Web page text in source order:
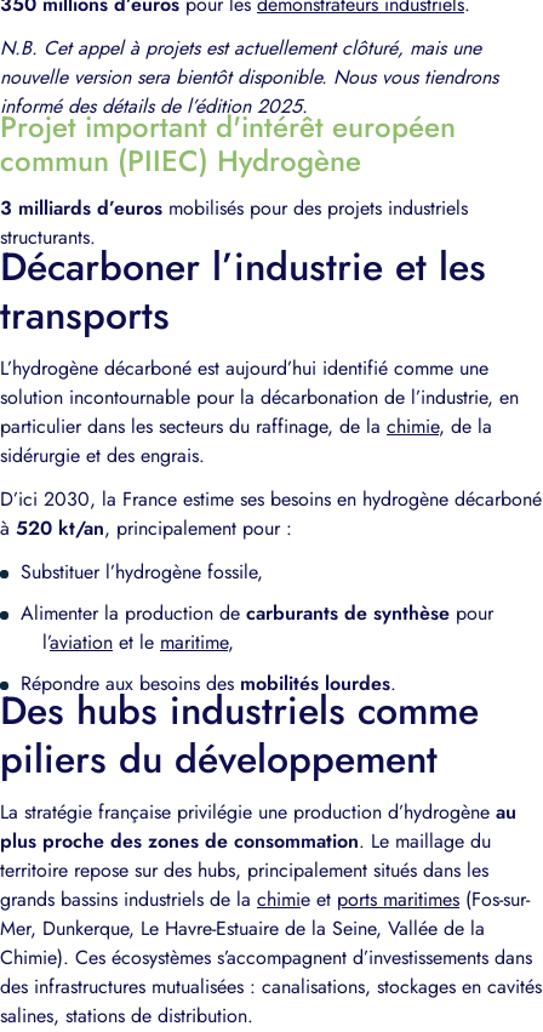
N.B. Cet appel à projets est actuellement clôturé, mais une
nouvelle version sera bientôt disponible. Nous vous tiendrons
informé des détails de l’édition 2025.
Projet important d'intérêt européen
commun (PIIEC) Hydrogène
3 milliards d’euros mobilisés pour des projets industriels
structurants.
Décarboner l’industrie et les
transports
L’hydrogène décarboné est aujourd’hui identifié comme une
solution incontournable pour la décarbonation de l’industrie, en
particulier dans les secteurs du raffinage, de la chimie, de la
sidérurgie et des engrais.
D’ici 2030, la France estime ses besoins en hydrogène décarboné
à 520 kt/an, principalement pour :
Substituer l’hydrogène fossile,
Alimenter la production de carburants de synthèse pour
l’aviation et le maritime,
Répondre aux besoins des mobilités lourdes.
Des hubs industriels comme
piliers du développement
La stratégie française privilégie une production d’hydrogène au
plus proche des zones de consommation. Le maillage du
territoire repose sur des hubs, principalement situés dans les
grands bassins industriels de la chimie et ports maritimes (Fos-sur-
Mer, Dunkerque, Le Havre-Estuaire de la Seine, Vallée de la
Chimie). Ces écosystèmes s’accompagnent d’investissements dans
des infrastructures mutualisées : canalisations, stockages en cavités
salines, stations de distribution.